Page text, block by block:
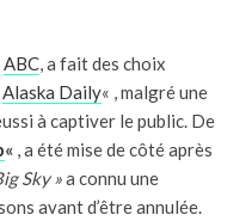
ABC, a fait des choix
Alaska Daily« , malgré une
à captiver le public. De
« , a été mise de côté après
Sky »a connu une
avant d’être annulée.